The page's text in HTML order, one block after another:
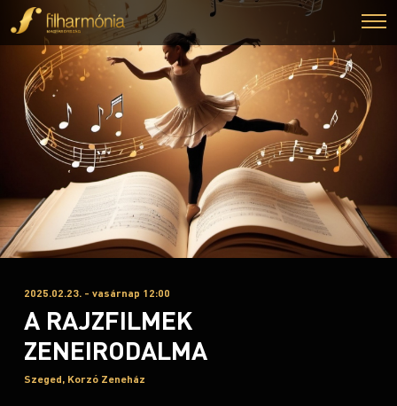
2025.02.23. - vasárnap 12:00
A RAJZFILMEK
ZENEIRODALMA
Szeged, Korzó Zeneház